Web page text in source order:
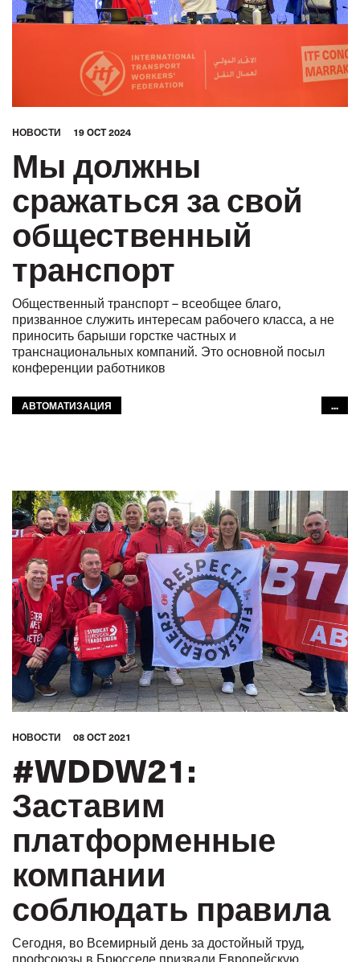
HОВОСТИ 19 OCT 2024
Мы должны
сражаться за свой
общественный
транспорт
Общественный транспорт – всеобщее благо,
призванное служить интересам рабочего класса, а не
приносить барыши горстке частных и
транснациональных компаний. Это основной посыл
конференции работников
АВТОМАТИЗАЦИЯ
ОБЩЕСТВЕННЫЙ ТРАНСПОРТ
SUSTAINABLE TRANSPORT
ГОРОДСКОЙ ТРАНСПОРТ
КОНГРЕСС МФТ 2024
GLOBAL
...
HОВОСТИ 08 OCT 2021
#WDDW21:
Заставим
платформенные
компании
соблюдать правила
Сегодня, во Всемирный день за достойный труд,
профсоюзы в Брюсселе призвали Европейскую